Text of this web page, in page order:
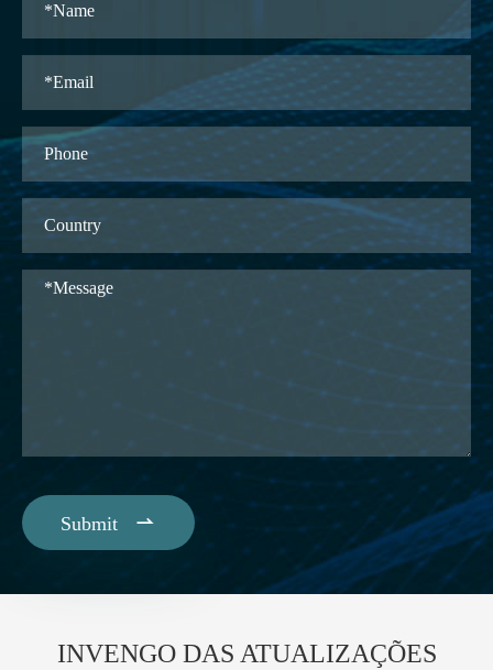
Submit 
INVENGO DAS ATUALIZAÇÕES